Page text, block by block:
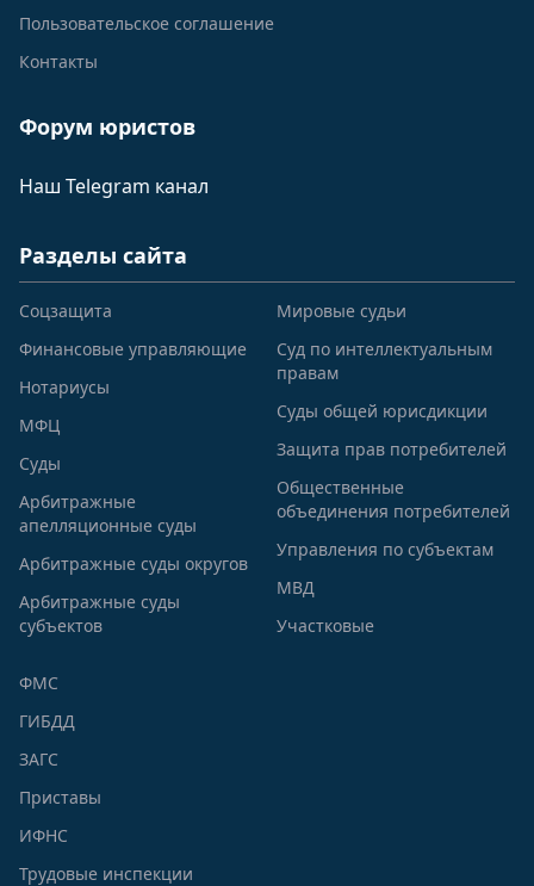
Пользовательское соглашение
Контакты
Форум юристов
Наш Telegram канал
Разделы сайта
Соцзащита
Финансовые управляющие
Нотариусы
МФЦ
Суды
Арбитражные
апелляционные суды
Арбитражные суды округов
Арбитражные суды
субъектов
Мировые судьи
Суд по интеллектуальным
правам
Суды общей юрисдикции
Защита прав потребителей
Общественные
объединения потребителей
Управления по субъектам
МВД
Участковые
ФМС
ГИБДД
ЗАГС
Приставы
ИФНС
Трудовые инспекции